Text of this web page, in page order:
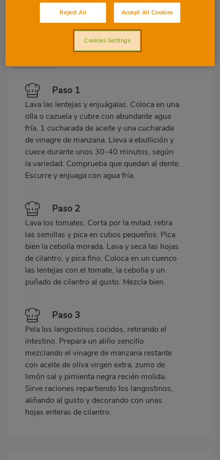
Ingredients
Paso 1
Lava las lentejas y enjuágalas. Coloca en una
olla o cazuela y cubre con abundante agua
fría, 1 cucharada de aceite y una cucharada
de vinagre de manzana. Lleva a ebullición y
cuece durante unos 30-40 minutos, según
la variedad. Comprueba que quedan al dente.
Escurre y enjuaga con agua fría.
Paso 2
Lava los tomates. Corta por la mitad, retira
las semillas y pica en cubos pequeños. Pica
bien la cebolla morada. Lava y seca las hojas
de cilantro, y pica fino. Coloca en un cuenco
las lentejas con el tomate, la cebolla y un
puñado de cilantro al gusto. Mezcla bien.
Paso 3
Pela los langostinos cocidos, retirando el
intestino. Prepara un aliño sencillo
mezclando el vinagre de manzana restante
con aceite de oliva virgen extra, zumo de
limón sal y pimienta negra recién molida.
Sirve raciones repartiendo los langostinos,
aliñando al gusto y decorando con unas
hojas enteras de cilantro.
Reject All Accept All Cookies
Cookies Settings